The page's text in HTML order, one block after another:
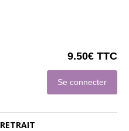
9.50€ TTC
Se connecter
RETRAIT